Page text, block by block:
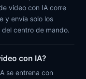
video con IA corre
y envía solo los
centro de mando.
con IA?
se entrena con